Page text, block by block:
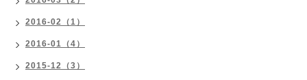
2016-02（1）
2016-01（4）
2015-12（3）